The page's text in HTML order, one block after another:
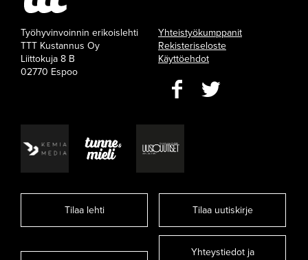
Työhyvinvoinnin erikoislehti
TTT Kustannus Oy
Liittokuja 8 B
02770 Espoo
Yhteistyökumppanit
Rekisteriseloste
Käyttöehdot
Tilaa lehti Tilaa uutiskirje
Yhteystiedot ja